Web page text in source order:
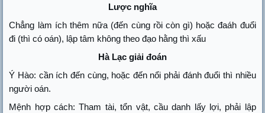
Lược nghĩa
Chẳng làm ích thêm nữa (đến cùng rồi còn gì) hoặc đaáh đuổi
đi (thì có oán), lập tâm không theo đạo hằng thì xấu
Hà Lạc giải đoán
Ý Hào: cần ích đến cùng, hoặc đến nổi phải đánh đuổi thì nhiều
người oán.
Mệnh hợp cách: Tham tài, tổn vật, cầu danh lấy lợi, phải lập